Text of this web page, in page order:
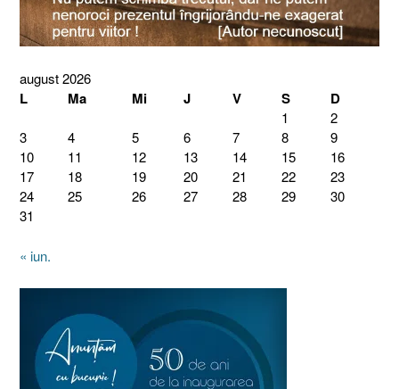
august 2026
L Ma Mi J V S D
1
2
3
4 5 6 7 8
9
10
11 12 13 14 15
16
17
18 19 20 21 22
23
24
25 26 27 28 29
30
31
« iun.